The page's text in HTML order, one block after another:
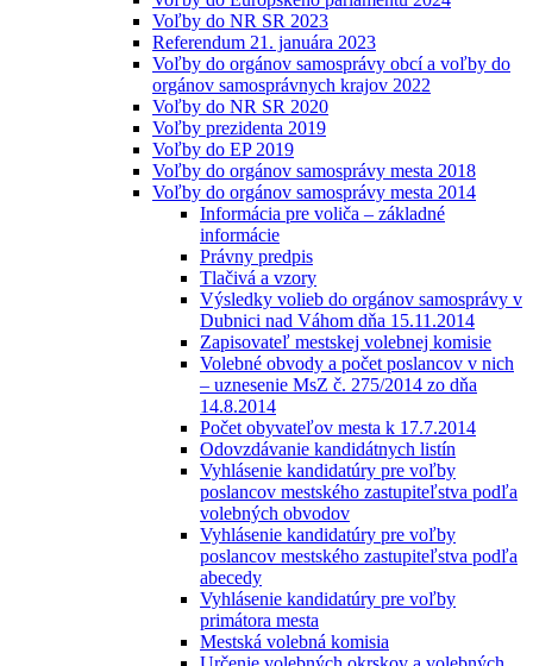
Voľby do NR SR 2023
Referendum 21. januára 2023
Voľby do orgánov samosprávy obcí a voľby do
orgánov samosprávnych krajov 2022
Voľby do NR SR 2020
Voľby prezidenta 2019
Voľby do EP 2019
Voľby do orgánov samosprávy mesta 2018
Voľby do orgánov samosprávy mesta 2014
Informácia pre voliča – základné
informácie
Právny predpis
Tlačivá a vzory
Výsledky volieb do orgánov samosprávy v
Dubnici nad Váhom dňa 15.11.2014
Zapisovateľ mestskej volebnej komisie
Volebné obvody a počet poslancov v nich
– uznesenie MsZ č. 275/2014 zo dňa
14.8.2014
Počet obyvateľov mesta k 17.7.2014
Odovzdávanie kandidátnych listín
Vyhlásenie kandidatúry pre voľby
poslancov mestského zastupiteľstva podľa
volebných obvodov
Vyhlásenie kandidatúry pre voľby
poslancov mestského zastupiteľstva podľa
abecedy
Vyhlásenie kandidatúry pre voľby
primátora mesta
Mestská volebná komisia